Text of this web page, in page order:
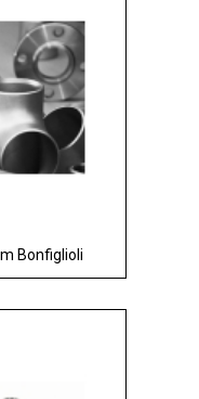
Bonfiglioli